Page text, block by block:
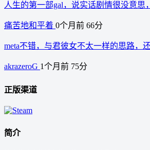
人生的第一部gal，说实话剧情很没意思
痛苦地和平着 0个月前 66分
meta不错，与君彼女不太一样的思路，
akrazeroG 1个月前 75分
正版渠道
简介